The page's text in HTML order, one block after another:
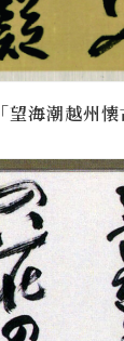
「望海潮越州